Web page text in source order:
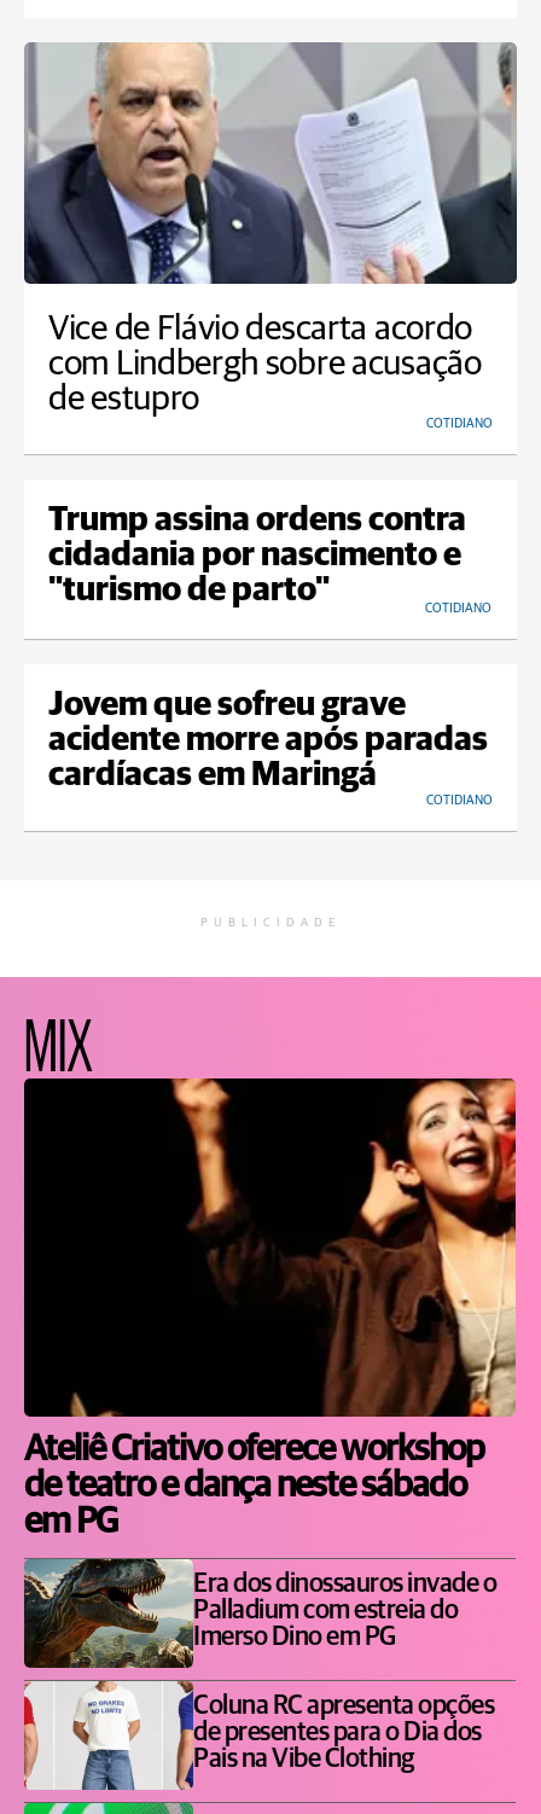
Vice de Flávio descarta acordo
com Lindbergh sobre acusação
de estupro
COTIDIANO
Trump assina ordens contra
cidadania por nascimento e
"turismo de parto"
COTIDIANO
Jovem que sofreu grave
acidente morre após paradas
cardíacas em Maringá
COTIDIANO
PUBLICIDADE
MIX
Ateliê Criativo oferece workshop
de teatro e dança neste sábado
em PG
Era dos dinossauros invade o
Palladium com estreia do
Imerso Dino em PG
Coluna RC apresenta opções
de presentes para o Dia dos
Pais na Vibe Clothing